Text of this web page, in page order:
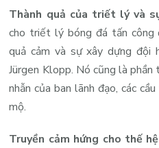
Thành quả của triết lý và
cho triết lý bóng đá tấn công
quả cảm và sự xây dựng đội
Jürgen Klopp. Nó cũng là
nhẫn của ban lãnh đạo, các
mộ.
Truyền cảm hứng cho thế